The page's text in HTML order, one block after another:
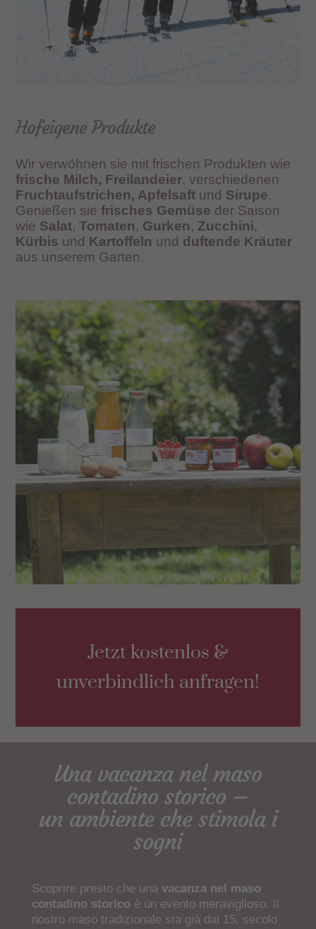
Hofeigene Produkte
Wir verwöhnen sie mit frischen Produkten wie
frische Milch, Freilandeier, verschiedenen
Fruchtaufstrichen, Apfelsaft und Sirupe.
Genießen siefrisches Gemüse der Saison
wie Salat,Tomaten, Gurken, Zucchini,
Kürbis und Kartoffeln und duftende Kräuter
aus unserem Garten.
Jetzt kostenlos &
unverbindlich anfragen!
Una vacanza nel maso
contadino storico –
un ambiente che stimola i
sogni
Scoprire presto che una vacanza nel maso
contadino storicoè un evento meraviglioso. Il
nostro maso tradizionale sta già dal 15. secolo